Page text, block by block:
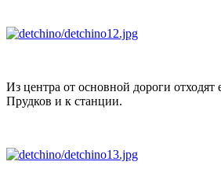
Из центра от основной дороги отходят
Прудков и к станции.